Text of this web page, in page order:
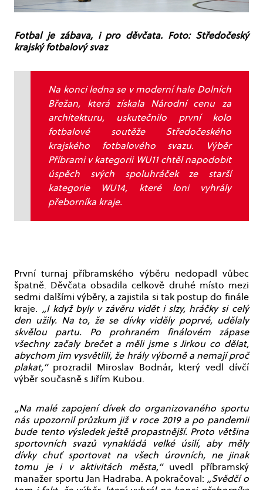
Fotbal je zábava, i pro děvčata. Foto: Středočeský
krajský fotbalový svaz
Na konci ledna se v moderní hale Dolních
Břežan, která získala Národní cenu za
architekturu, uskutečnilo první kolo
fotbalové soutěže Středočeského
krajského fotbalového svazu. Výběr
Příbrami v kategorii WU11 chtěl napodobit
úspěch svých spoluhráček ze starší
kategorie WU14, které loni vyhrály
přeborníka kraje.
První turnaj příbramského výběru nedopadl vůbec
špatně. Děvčata obsadila celkově druhé místo mezi
sedmi dalšími výběry, a zajistila si tak postup do finále
kraje. „I když byly v závěru vidět i slzy, hráčky si celý
den užily. Na to, že se dívky viděly poprvé, udělaly
skvělou partu. Po prohraném finálovém zápase
všechny začaly brečet a měli jsme s Jirkou co dělat,
abychom jim vysvětlili, že hrály výborně a nemají proč
plakat,“prozradil Miroslav Bodnár, který vedl dívčí
výběr současně s Jiřím Kubou.
„Na malé zapojení dívek do organizovaného sportu
nás upozornil průzkum již v roce 2019 a po pandemii
bude tento výsledek ještě propastnější. Proto většina
sportovních svazů vynakládá velké úsilí, aby měly
dívky chuť sportovat na všech úrovních, ne jinak
tomu je i v aktivitách města,“uvedl příbramský
manažer sportu Jan Hadraba. A pokračoval: „Svědčí o